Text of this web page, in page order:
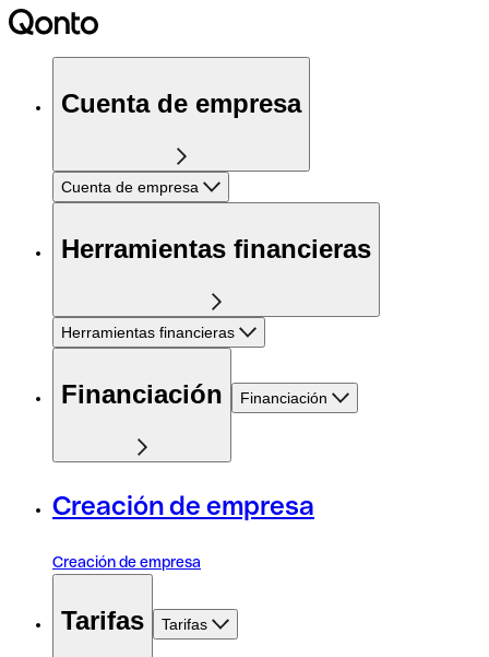
Cuenta de empresa
Cuenta de empresa
Herramientas financieras
Herramientas financieras
Financiación Financiación
Creación de empresa
Creación de empresa
Tarifas Tarifas